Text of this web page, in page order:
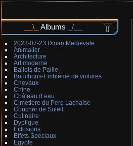
Albums
2023-07-23 Dinan Medievale
Animalier
Architecture
Art moderne
Ballots de Paille
Bouchons-Emblème de voitures
Chevaux
Chine
Château d eau
Cimetiere du Pere Lachaise
Coucher de Soleil
Culinaire
Dyptique
Eclosions
Effets Speciaux
Egypte